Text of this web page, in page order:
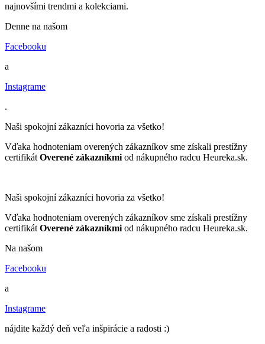
najnovšími trendmi a kolekciami.
Denne na našom
Facebooku
a
Instagrame
.
Naši spokojní zákazníci hovoria za všetko!
Vďaka hodnoteniam overených zákazníkov sme získali prestížny
certifikát Overené zákazníkmi od nákupného radcu Heureka.sk.
Naši spokojní zákazníci hovoria za všetko!
Vďaka hodnoteniam overených zákazníkov sme získali prestížny
certifikát Overené zákazníkmi od nákupného radcu Heureka.sk.
Na našom
Facebooku
a
Instagrame
nájdite každý deň veľa inšpirácie a radosti :)